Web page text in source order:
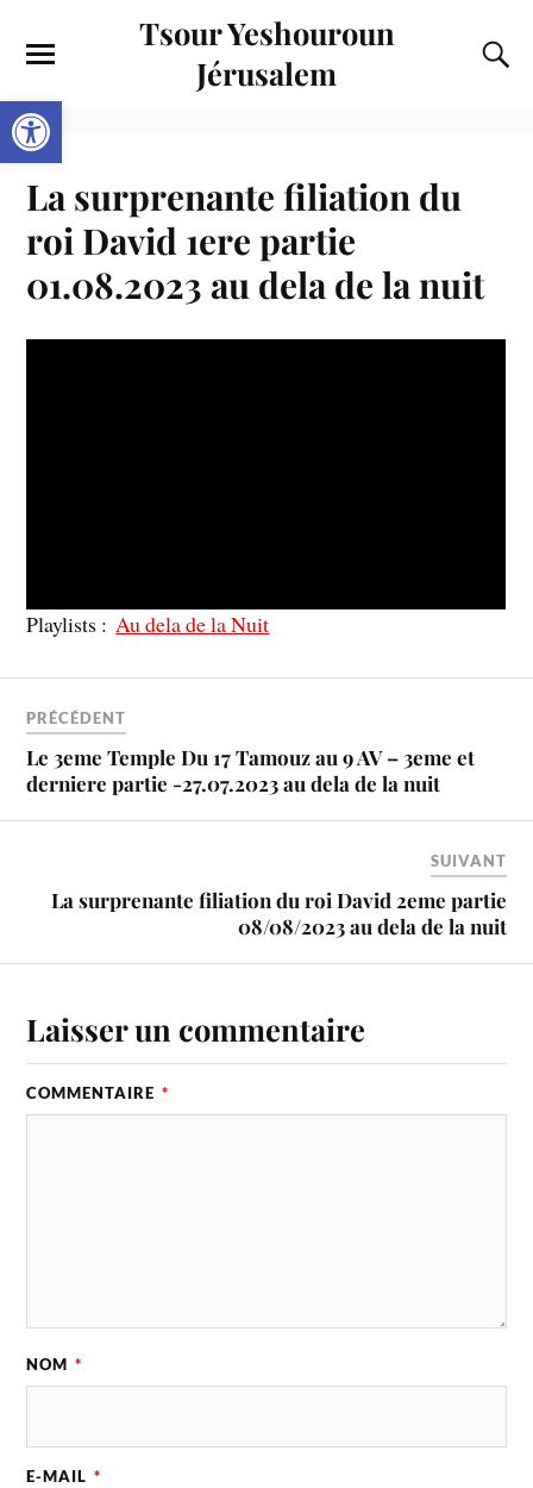
Ouvrir la barre d’outils
Tsour Yeshouroun
Jérusalem
La surprenante filiation du
roi David 1ere partie
01.08.2023 au dela de la nuit
Playlists : Au dela de la Nuit
PRÉCÉDENT
Le 3eme Temple Du 17 Tamouz au 9 AV – 3eme et
derniere partie -27.07.2023 au dela de la nuit
SUIVANT
La surprenante filiation du roi David 2eme partie
08/08/2023 au dela de la nuit
Laisser un commentaire
COMMENTAIRE *
NOM *
E-MAIL *